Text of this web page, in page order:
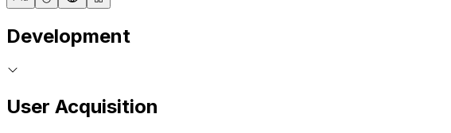
Development
User Acquisition